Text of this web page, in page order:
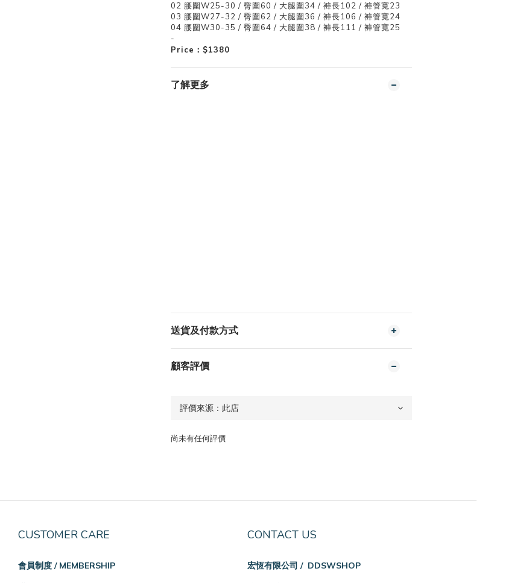
02 腰圍W25-30 / 臀圍60 / 大腿圍34 / 褲長102 / 褲管寬23
03 腰圍W27-32 / 臀圍62 / 大腿圍36 / 褲長106 / 褲管寬24
04 腰圍W30-35 / 臀圍64 / 大腿圍38 / 褲長111 / 褲管寬25
-
Price ： $1380
了解更多
送貨及付款方式
顧客評價
尚未有任何評價
CUSTOMER CARE
會員制度 / MEMBERSHIP
CONTACT US
宏恆有限公司 / DDSWSHOP